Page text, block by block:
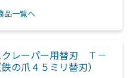
品一覧へ
レーパー用替刃 Ｔ－
鉄の爪４５ミリ替刃）